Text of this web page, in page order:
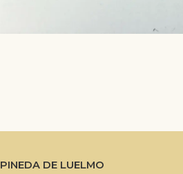
PINEDA DE LUELMO